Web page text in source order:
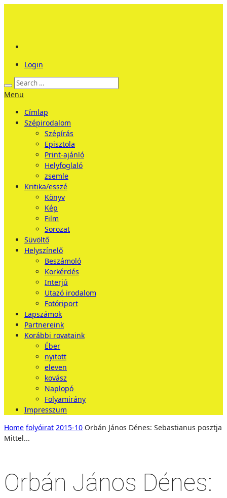
Login
Menu
Címlap
Szépirodalom
Szépírás
Episztola
Print-ajánló
Helyfoglaló
zsemle
Kritika/esszé
Könyv
Kép
Film
Sorozat
Süvöltő
Helyszínelő
Beszámoló
Körkérdés
Interjú
Utazó irodalom
Fotóriport
Lapszámok
Partnereink
Korábbi rovataink
Éber
nyitott
eleven
kovász
Naplopó
Folyamirány
Impresszum
Home folyóirat 2015-10 Orbán János Dénes: Sebastianus posztja
Mittel...
Orbán János Dénes: